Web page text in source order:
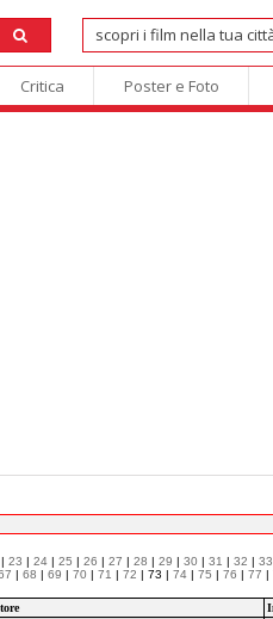
Critica Poster e Foto
| 23 | 24 | 25 | 26 | 27 | 28 | 29 | 30 | 31 | 32 | 33
| 68 | 69 | 70 | 71 | 72 | 73 | 74 | 75 | 76 | 77 |